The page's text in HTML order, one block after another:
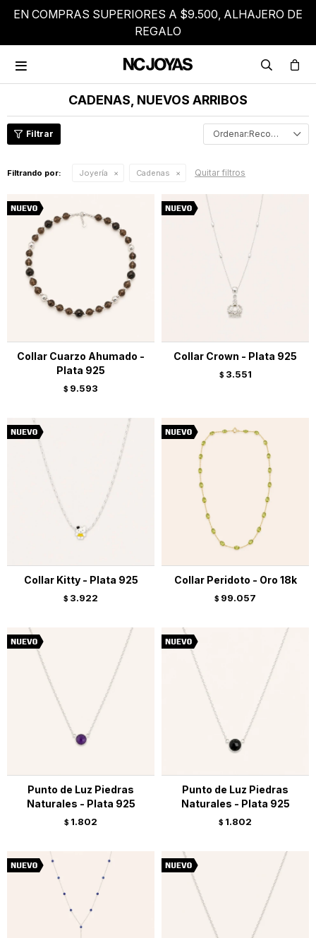
EN COMPRAS SUPERIORES A $9.500, ALHAJERO DE
REGALO

CADENAS, NUEVOS ARRIBOS
Recomendados
Filtrando por: Joyería Cadenas Quitar filtros
Collar Cuarzo Ahumado -
Plata 925
$ 9.593
Collar Crown - Plata 925
$ 3.551
Collar Kitty - Plata 925
$ 3.922
Collar Peridoto - Oro 18k
$ 99.057
Punto de Luz Piedras
Naturales - Plata 925
$ 1.802
Punto de Luz Piedras
Naturales - Plata 925
$ 1.802